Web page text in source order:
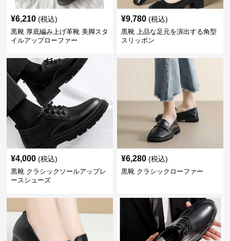
¥6,210 (税込)
黒靴 厚底編み上げ革靴 美脚スタ
イルアップローファー
¥9,780 (税込)
黒靴 上品な足元を演出する角型
スリッポン
¥4,000 (税込)
黒靴 クラシックソールアップレ
ースシューズ
¥6,280 (税込)
黒靴 クラシックローファー